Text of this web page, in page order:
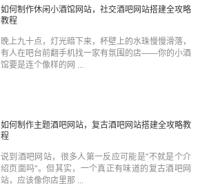
如何制作休闲小酒馆网站，社交酒吧网站搭建全攻略
教程
晚上九十点，灯光暗下来，杯壁上的水珠慢慢滑落，
有人在吧台前翻手机找一家有氛围的店——你的小酒
馆要是连个像样的网 ...
如何制作主题酒吧网站，复古酒吧网站搭建全攻略教
程
说到酒吧网站，很多人第一反应可能是"不就是个介
绍页面吗"。但其实，一个真正有味道的复古酒吧网
站，应该像你店里那 ...